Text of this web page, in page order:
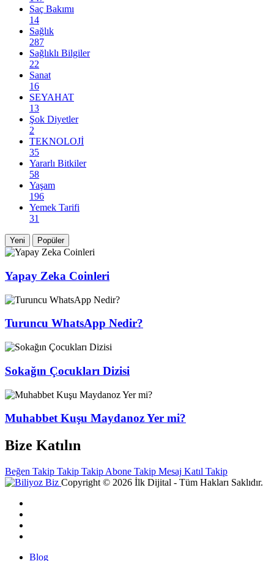
Saç Bakımı
14
Sağlık
287
Sağlıklı Bilgiler
22
Sanat
16
SEYAHAT
13
Şok Diyetler
2
TEKNOLOJİ
35
Yararlı Bitkiler
58
Yaşam
196
Yemek Tarifi
31
Yeni Popüler
Yapay Zeka Coinleri
Turuncu WhatsApp Nedir?
Sokağın Çocukları Dizisi
Muhabbet Kuşu Maydanoz Yer mi?
Bize Katılın
Beğen Takip Takip Takip Abone Takip Mesaj Katıl Takip
Copyright © 2026 İlk Dijital - Tüm Hakları Saklıdır.
Blog